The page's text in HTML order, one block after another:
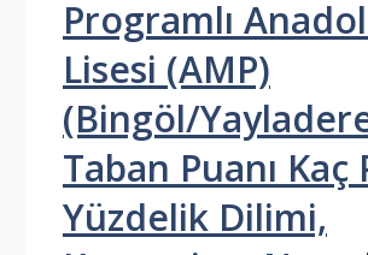
Programlı
Lisesi (AMP)
(Bingöl/
Taban Puanı Kaç
Yüzdelik Dilimi,